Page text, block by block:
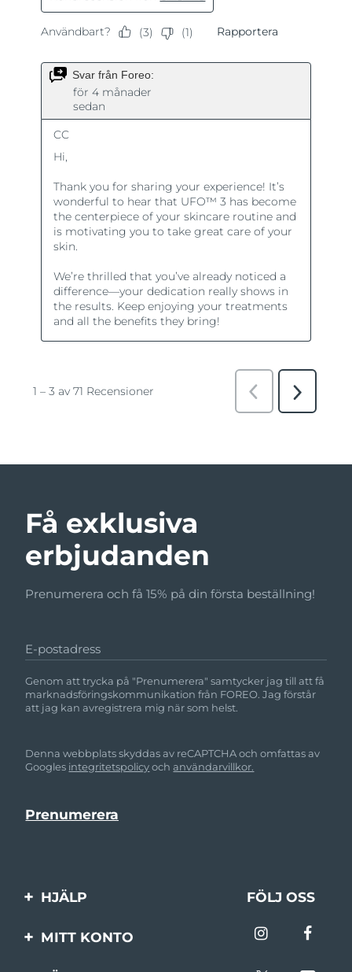
Få exklusiva
erbjudanden
Prenumerera och få 15% på din första beställning!
E-postadress
Genom att trycka på "Prenumerera" samtycker jag till att få
marknadsföringskommunikation från FOREO. Jag förstår
att jag kan avregistrera mig när som helst.
Denna webbplats skyddas av reCAPTCHA och omfattas av
Googles integritetspolicyochanvändarvillkor.
HJÄLP
Kontakta oss
FÖLJ OSS
MITT KONTO
Produktregistrering